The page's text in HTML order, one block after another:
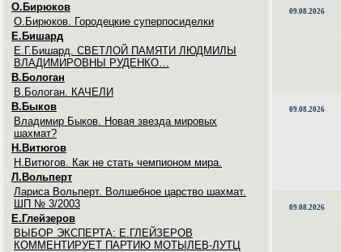
О.Бирюков
О.Бирюков. Городецкие суперпосиделки
Е.Бишард
Е.Г.Бишард. СВЕТЛОЙ ПАМЯТИ ЛЮДМИЛЫ
ВЛАДИМИРОВНЫ РУДЕНКО…
В.Бологан
В.Бологан. КАЧЕЛИ
В.Быков
Владимир Быков. Новая звезда мировых
шахмат?
Н.Витюгов
Н.Витюгов. Как не стать чемпионом мира.
Л.Вольперт
Лариса Вольперт. Волшебное царство шахмат.
ШП № 3/2003
Е.Глейзеров
ВЫБОР ЭКСПЕРТА: Е.ГЛЕЙЗЕРОВ
КОММЕНТИРУЕТ ПАРТИЮ МОТЫЛЕВ-ЛУТЦ
09.08.2026
09.08.2026
09.08.2026